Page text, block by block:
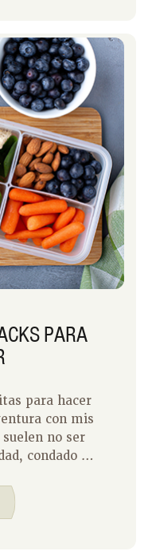
PARA
para hacer
con mis
no ser
condado o
he vuelto
la maleta